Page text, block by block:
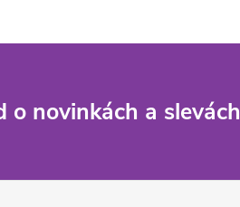
o novinkách a slevách